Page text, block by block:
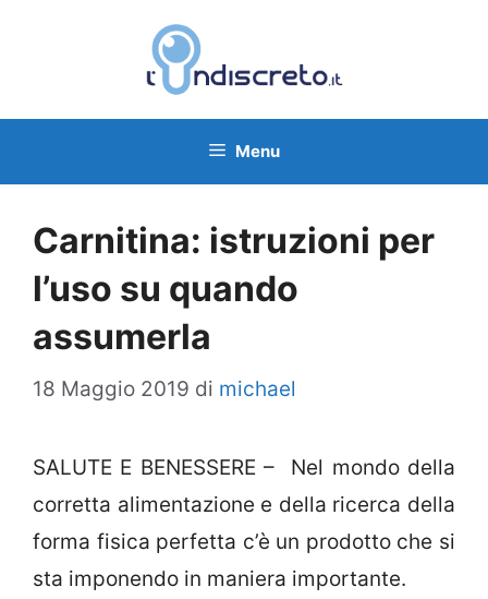
Menu
Carnitina: istruzioni per
l’uso su quando
assumerla
18 Maggio 2019 di michael
SALUTE E BENESSERE – Nel mondo della
corretta alimentazione e della ricerca della
forma fisica perfetta c’è un prodotto che si
sta imponendo in maniera importante.